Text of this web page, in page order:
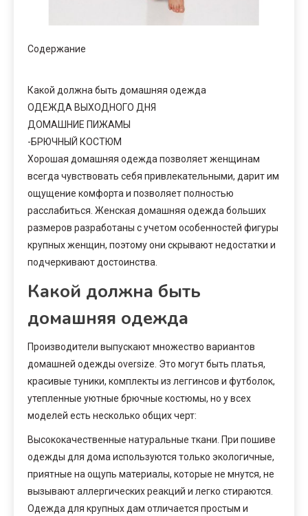
Содержание
Какой должна быть домашняя одежда
ОДЕЖДА ВЫХОДНОГО ДНЯ
ДОМАШНИЕ ПИЖАМЫ
-БРЮЧНЫЙ КОСТЮМ
Хорошая домашняя одежда позволяет женщинам
всегда чувствовать себя привлекательными, дарит им
ощущение комфорта и позволяет полностью
расслабиться. Женская домашняя одежда больших
размеров разработаны с учетом особенностей фигуры
крупных женщин, поэтому они скрывают недостатки и
подчеркивают достоинства.
Какой должна быть
домашняя одежда
Производители выпускают множество вариантов
домашней одежды oversize. Это могут быть платья,
красивые туники, комплекты из леггинсов и футболок,
утепленные уютные брючные костюмы, но у всех
моделей есть несколько общих черт:
Высококачественные натуральные ткани. При пошиве
одежды для дома используются только экологичные,
приятные на ощупь материалы, которые не мнутся, не
вызывают аллергических реакций и легко стираются.
Одежда для крупных дам отличается простым и